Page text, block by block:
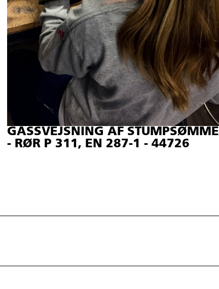
GASSVEJSNING AF STUMPSØMME
- RØR P 311, EN 287-1 - 44726